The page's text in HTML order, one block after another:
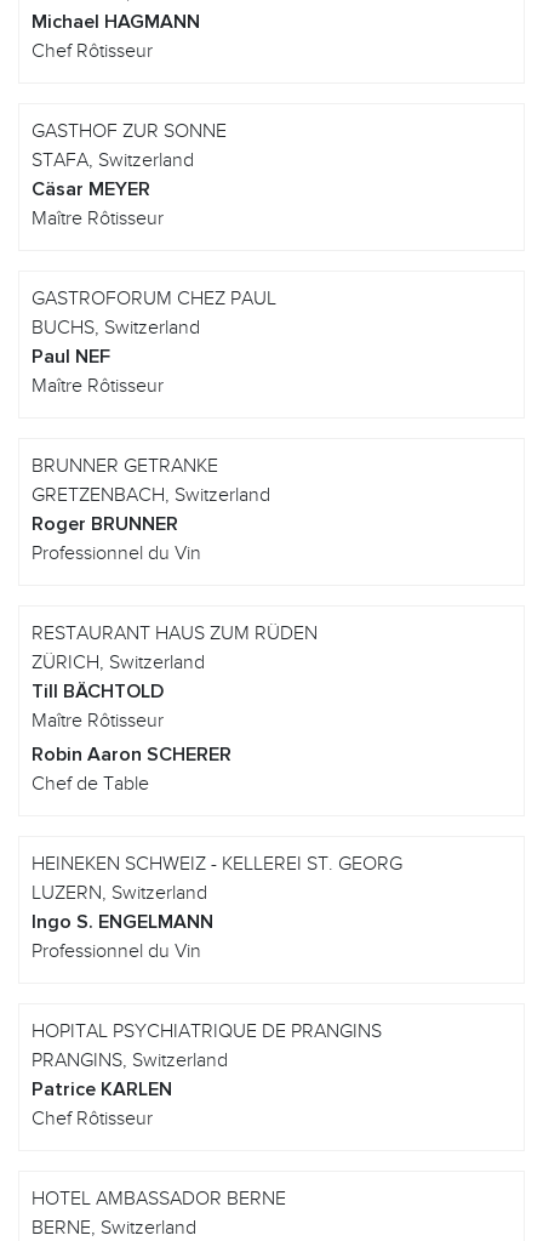
Michael HAGMANN
Chef Rôtisseur
GASTHOF ZUR SONNE
STAFA, Switzerland
Cäsar MEYER
Maître Rôtisseur
GASTROFORUM CHEZ PAUL
BUCHS, Switzerland
Paul NEF
Maître Rôtisseur
BRUNNER GETRANKE
GRETZENBACH, Switzerland
Roger BRUNNER
Professionnel du Vin
RESTAURANT HAUS ZUM RÜDEN
ZÜRICH, Switzerland
Till BÄCHTOLD
Maître Rôtisseur
Robin Aaron SCHERER
Chef de Table
HEINEKEN SCHWEIZ - KELLEREI ST. GEORG
LUZERN, Switzerland
Ingo S. ENGELMANN
Professionnel du Vin
HOPITAL PSYCHIATRIQUE DE PRANGINS
PRANGINS, Switzerland
Patrice KARLEN
Chef Rôtisseur
HOTEL AMBASSADOR BERNE
BERNE, Switzerland